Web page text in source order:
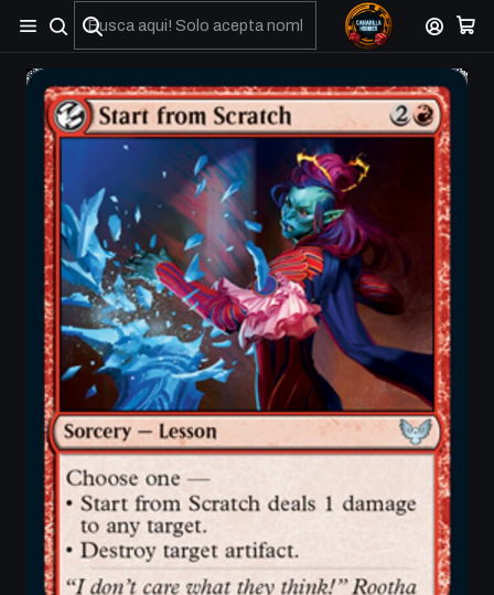
No olviden reportar sus depositos y transferencias por Whatsapp